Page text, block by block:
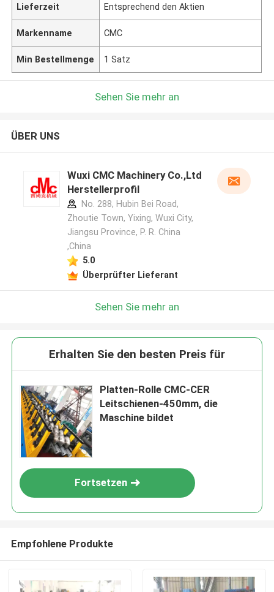
Lieferzeit Entsprechend den Aktien
Markenname CMC
Min Bestellmenge 1 Satz
Sehen Sie mehr an
ÜBER UNS
Wuxi CMC Machinery Co.,Ltd
Herstellerprofil
No. 288, Hubin Bei Road,
Zhoutie Town, Yixing, Wuxi City,
Jiangsu Province, P. R. China
,China
5.0
Überprüfter Lieferant
Sehen Sie mehr an
Erhalten Sie den besten Preis für
Platten-Rolle CMC-CER
Leitschienen-450mm, die
Maschine bildet
Fortsetzen
Empfohlene Produkte